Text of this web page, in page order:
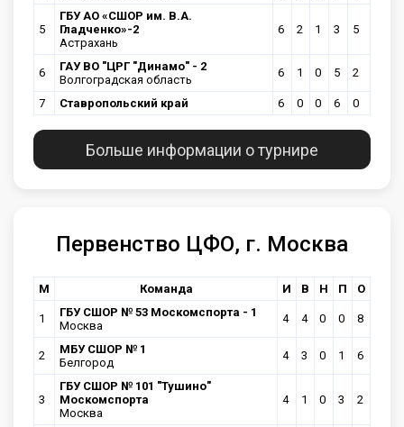
5
ГБУ АО «СШОР им. В.А.
Гладченко»-2
Астрахань
6 2 1 3 5
6
ГАУ ВО "ЦРГ "Динамо" - 2
Волгоградская область
6 1 0 5 2
7 Ставропольский край 6 0 0 6 0
Больше информации о турнире
Первенство ЦФО, г. Москва
М Команда И В Н П О
1
ГБУ CШОР № 53 Москомспорта - 1
Москва
4 4 0 0 8
2
МБУ СШОР № 1
Белгород
4 3 0 1 6
3
ГБУ CШОР № 101 "Тушино"
Москомспорта
Москва
4 1 0 3 2